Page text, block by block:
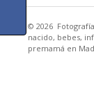
© 2026
nacido, bebes,
premamá en